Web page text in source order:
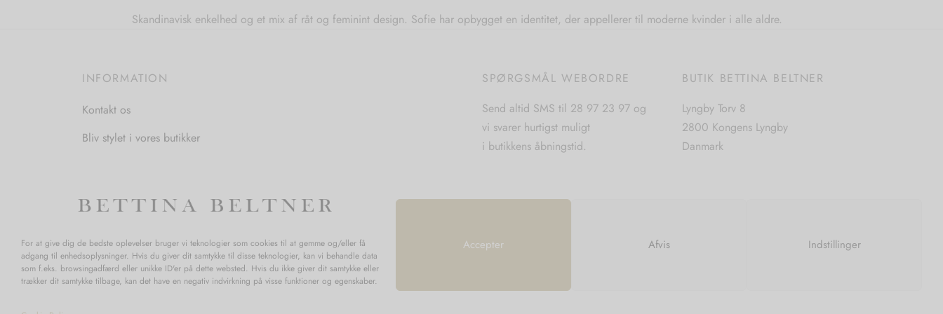
For at give dig de bedste oplevelser bruger vi teknologier som cookies til at gemme og/eller få
adgang til enhedsoplysninger. Hvis du giver dit samtykke til disse teknologier, kan vi behandle data
som f.eks. browsingadfærd eller unikke ID'er på dette websted. Hvis du ikke giver dit samtykke eller
trækker dit samtykke tilbage, kan det have en negativ indvirkning på visse funktioner og egenskaber.
Accepter Afvis Indstillinger
Skandinavisk enkelhed og et mix af råt og feminint design. Sofie har opbygget en identitet, der appellerer til moderne kvinder i alle aldre.
INFORMATION
Kontakt os
Bliv stylet i vores butikker
Mandag-Fredag: 11.00-17.30
SPØRGSMÅL WEBORDRE
Send altid SMS til 28 97 23 97 og
vi svarer hurtigst muligt
i butikkens åbningstid.
BUTIK BETTINA BELTNER
Lyngby Torv 8
2800 Kongens Lyngby
Danmark